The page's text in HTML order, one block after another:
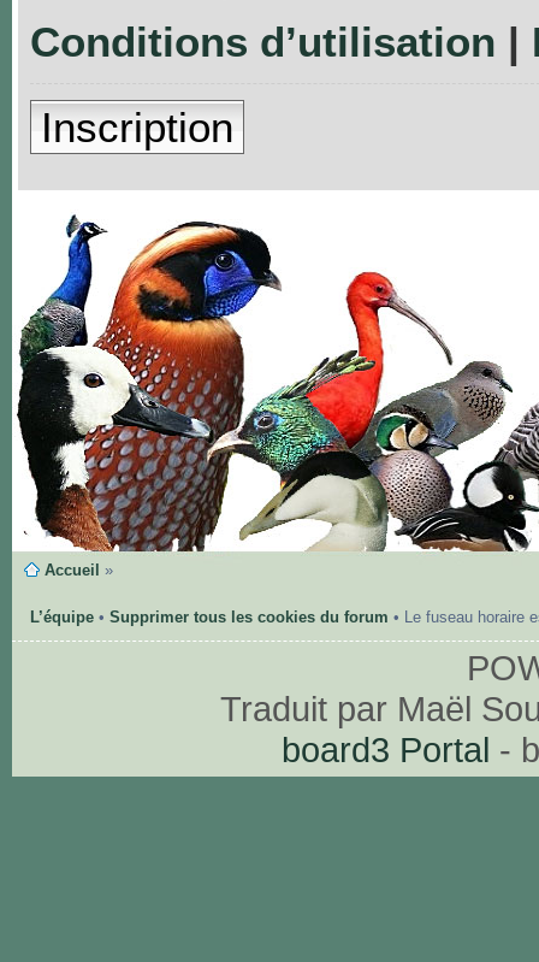
Conditions d’utilisation |
Inscription
Accueil »
L’équipe• Supprimer tous les cookies du forum • Le fuseau horaire
Traduit par Maël
board3 Portal -